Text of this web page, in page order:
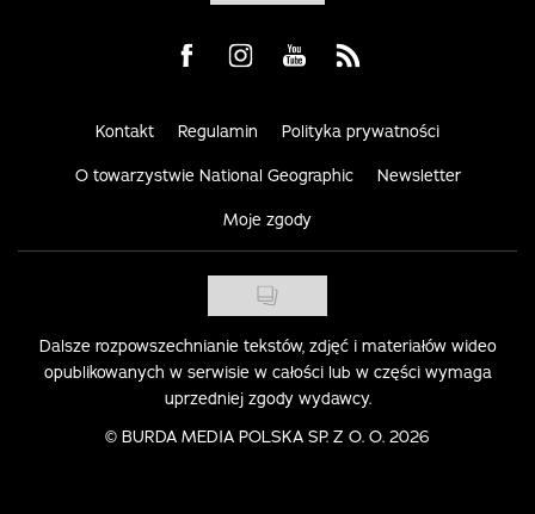
Visit us on Facebook
Visit us on Instagram
Visit us on Youtube
Visit us on Rss
Kontakt Regulamin Polityka prywatności
O towarzystwie National Geographic Newsletter
Moje zgody
Dalsze rozpowszechnianie tekstów, zdjęć i materiałów wideo
opublikowanych w serwisie w całości lub w części wymaga
uprzedniej zgody wydawcy.
© BURDA MEDIA POLSKA SP. Z O. O. 2026